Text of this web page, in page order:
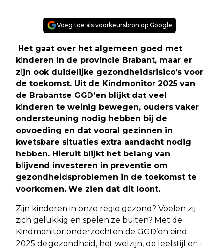
Voeg toe als voorkeursbron op Google
Het gaat over het algemeen goed met
kinderen in de provincie Brabant, maar er
zijn ook duidelijke gezondheidsrisico’s voor
de toekomst. Uit de Kindmonitor 2025 van
de Brabantse GGD’en blijkt dat veel
kinderen te weinig bewegen, ouders vaker
ondersteuning nodig hebben bij de
opvoeding en dat vooral gezinnen in
kwetsbare situaties extra aandacht nodig
hebben. Hieruit blijkt het belang van
blijvend investeren in preventie om
gezondheidsproblemen in de toekomst te
voorkomen. We zien dat dit loont.
Zijn kinderen in onze regio gezond? Voelen zij
zich gelukkig en spelen ze buiten? Met de
Kindmonitor onderzochten de GGD’en eind
2025 de gezondheid, het welzijn, de leefstijl en -